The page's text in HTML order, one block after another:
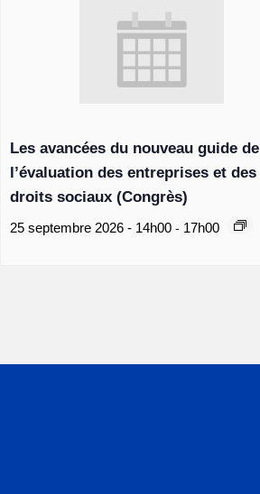
Les avancées du nouveau guide de
l’évaluation des entreprises et des
droits sociaux (Congrès)
25 septembre 2026 - 14h00 - 17h00